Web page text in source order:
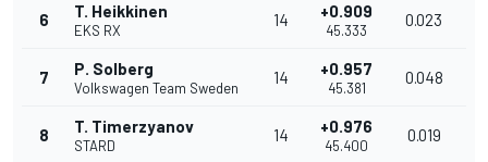
6 T. Heikkinen
EKS RX
14 +0.909
45.333
0.023
7 P. Solberg
Volkswagen Team Sweden
14 +0.957
45.381
0.048
8 T. Timerzyanov
STARD
14 +0.976
45.400
0.019